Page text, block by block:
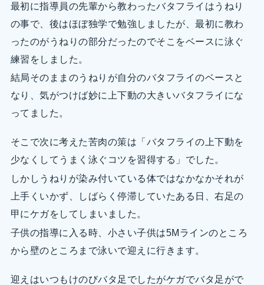
最初に指導員の先輩から教わったバタフライはうねり
の事で、後はほぼ独学で勉強しましたが、最初に教わ
ったのがうねりの部分だったのでそこをベースに泳ぐ
練習をしました。
結局そのままのうねりが自分のバタフライのベースと
なり、気がつけば妙に上下動の大きいバタフライにな
ってました。
そこで次に考えた苦肉の策は「バタフライの上下動を
少なくしてうまく泳ぐコツを習得する」でした。
しかしうねりが染み付いている体ではなかなかそれが
上手くいかず、しばらく停滞していたある日、右足の
甲にケガをしてしまいました。
子供の指導に入る時、小さい子供は5Mラインのところ
から壁のところまで泳いで迎えに行きます。
迎えはいつもけのびバタ足でしたがケガでバタ足がで